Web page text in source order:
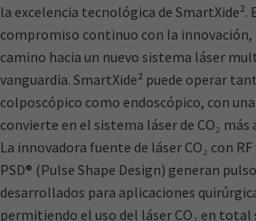
la excelencia tecnológica de SmartXide².
compromiso continuo con la innovación,
camino hacia un nuevo sistema láser
vanguardia. SmartXide² puede operar
colposcópico como endoscópico, con
convierte en el sistema láser de CO₂ más
La innovadora fuente de láser CO₂ con
PSD® (Pulse Shape Design) generan
desarrollados para aplicaciones
permitiendo el uso del láser CO₂ en total